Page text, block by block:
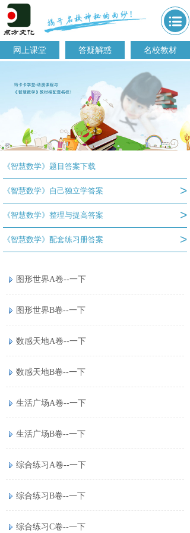
网上课堂 答疑解惑 名校教材
《智慧数学》题目答案下载
《智慧数学》自己独立学答案 >
《智慧数学》整理与提高答案 >
《智慧数学》配套练习册答案 >
图形世界A卷--一下
图形世界B卷--一下
数感天地A卷--一下
数感天地B卷--一下
生活广场A卷--一下
生活广场B卷--一下
综合练习A卷--一下
综合练习B卷--一下
综合练习C卷--一下